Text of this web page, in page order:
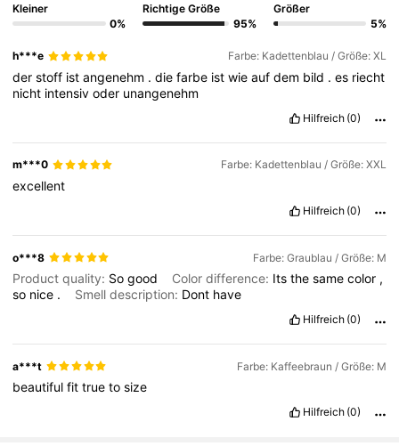
4,90
4,90
4,90 32K Follower
Kleiner
0%
Richtige Größe
95%
Größer
5%
h***e Farbe: Kadettenblau / Größe: XL
derstoff istangenehm .diefarbe istwieaufdem bild .es riecht
nicht intensivoder unangenehm
Hilfreich (0)
m***0 Farbe: Kadettenblau / Größe: XXL
excellent
Hilfreich (0)
o***8 Farbe: Graublau / Größe: M
Product quality: Sogood Color difference: Itsthesamecolor ,
so nice . Smell description: Dont have
Hilfreich (0)
a***t Farbe: Kaffeebraun / Größe: M
beautifulfittruetosize
Hilfreich (0)